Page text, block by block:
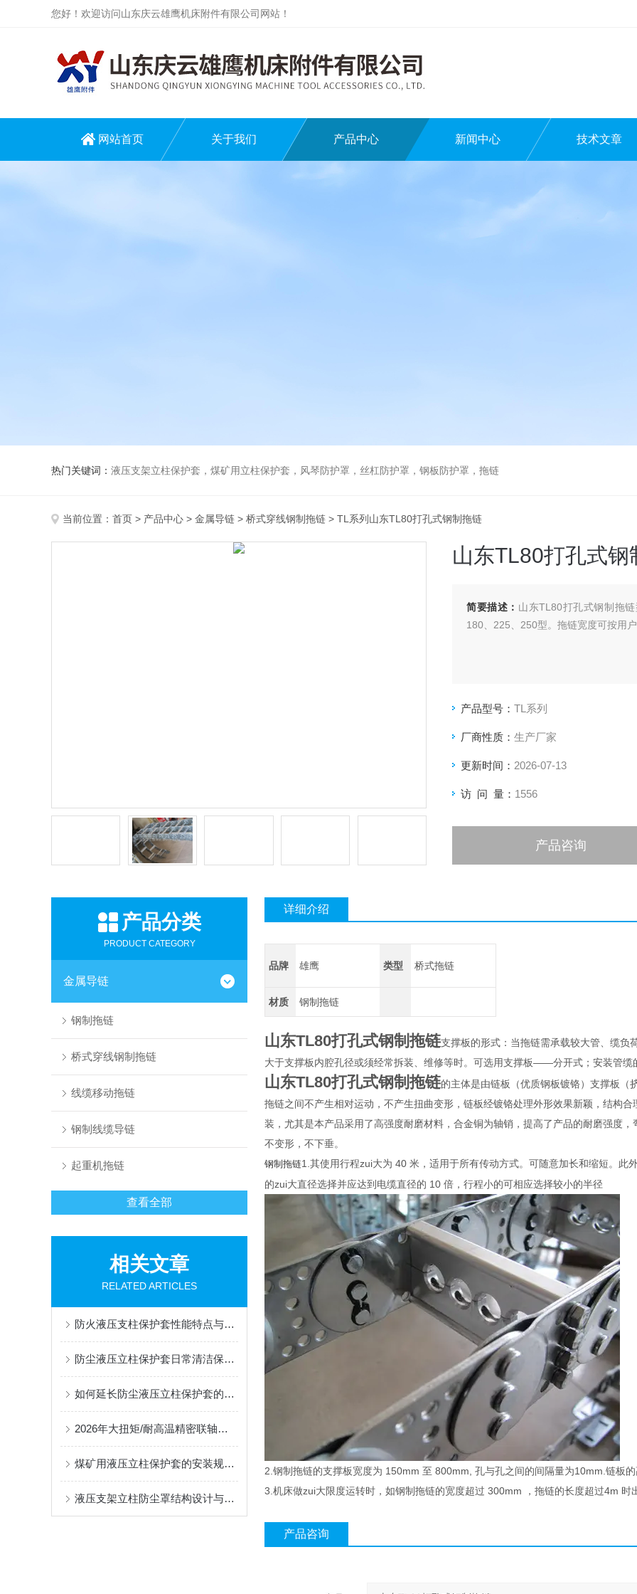
您好！欢迎访问山东庆云雄鹰机床附件有限公司网站！
网站首页 关于我们 产品中心 新闻中心 技术文章
热门关键词： 液压支架立柱保护套，煤矿用立柱保护套，风琴防护罩，丝杠防护罩，钢板防护罩，拖链
当前位置： 首页 > 产品中心 > 金属导链 > 桥式穿线钢制拖链 > TL系列山东TL80打孔式钢制拖链
山东TL80打孔式钢
简要描述： 山东TL80打孔式钢制拖
180、225、250型。拖链宽度可按用
产品型号： TL系列
厂商性质： 生产厂家
更新时间： 2026-07-13
访 问 量： 1556
产品咨询
产品分类
PRODUCT CATEGORY
金属导链
钢制拖链
桥式穿线钢制拖链
线缆移动拖链
钢制线缆导链
起重机拖链
查看全部
相关文章
RELATED ARTICLES
防火液压支柱保护套性能特点与阻燃防护应用
防尘液压立柱保护套日常清洁保养与更换规范
如何延长防尘液压立柱保护套的使用寿命？
2026年大扭矩/耐高温精密联轴器定制找哪家？能实现精准定制的优质厂家盘点
煤矿用液压立柱保护套的安装规范与使用寿命提升方案
液压支架立柱防尘罩结构设计与密封防护原理
详细介绍
品牌 雄鹰 类型 桥式拖链
材质 钢制拖链
山东TL80打孔式钢制拖链支撑板的形式：当拖链需承载较大管、缆
大于支撑板内腔孔径或须经常拆装、维修等时。可选用支撑板——分开式；安装管
山东TL80打孔式钢制拖链的主体是由链板（优质钢板镀铬）支撑板（
拖链之间不产生相对运动，不产生扭曲变形，链板经镀铬处理外形效果新颖，结构
装，尤其是本产品采用了高强度耐磨材料，合金铜为轴销，提高了产品的耐磨强度
不变形，不下垂。
钢制拖链1.其使用行程zui大为 40 米，适用于所有传动方式。可随意加长和缩短。此
的zui大直径选择并应达到电缆直径的 10 倍，行程小的可相应选择较小的半径
2.钢制拖链的支撑板宽度为 150mm 至 800mm, 孔与孔之间的间隔量为10mm.链板
3.机床做zui大限度运转时，如钢制拖链的宽度超过 300mm ，拖链的长度超过4m
产品咨询